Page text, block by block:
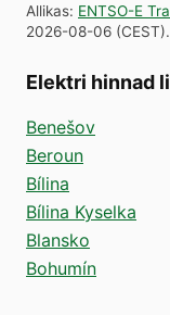
Allikas: ENTSO-E
2026-08-06 (CEST).
Elektri hinnad
Benešov
Beroun
Bílina
Bílina Kyselka
Blansko
Bohumín